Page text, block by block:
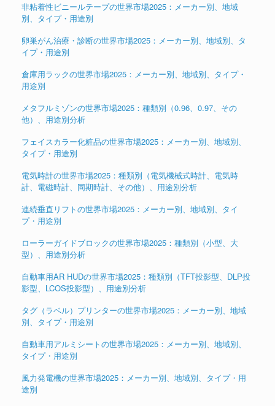
非粘着性ビニールテープの世界市場2025：メーカー別、地域
別、タイプ・用途別
卵巣がん治療・診断の世界市場2025：メーカー別、地域別、タ
イプ・用途別
倉庫用ラックの世界市場2025：メーカー別、地域別、タイプ・
用途別
メタフルミゾンの世界市場2025：種類別（0.96、0.97、その
他）、用途別分析
フェイスカラー化粧品の世界市場2025：メーカー別、地域別、
タイプ・用途別
電気時計の世界市場2025：種類別（電気機械式時計、電気時
計、電磁時計、同期時計、その他）、用途別分析
連続垂直リフトの世界市場2025：メーカー別、地域別、タイ
プ・用途別
ローラーガイドブロックの世界市場2025：種類別（小型、大
型）、用途別分析
自動車用AR HUDの世界市場2025：種類別（TFT投影型、DLP投
影型、LCOS投影型）、用途別分析
タグ（ラベル）プリンターの世界市場2025：メーカー別、地域
別、タイプ・用途別
自動車用アルミシートの世界市場2025：メーカー別、地域別、
タイプ・用途別
風力発電機の世界市場2025：メーカー別、地域別、タイプ・用
途別